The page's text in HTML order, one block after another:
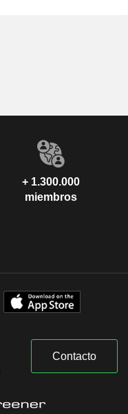
+ 1.300.000
miembros
Contacto